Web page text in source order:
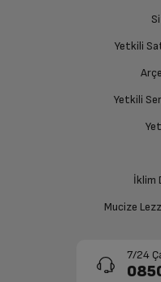
Yetkili
Yetkili
İklim
Mucize
7/24